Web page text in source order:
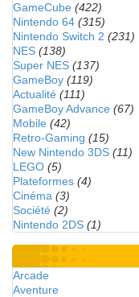
GameCube (422)
Nintendo 64 (315)
Nintendo Switch 2 (231)
NES (138)
Super NES (137)
GameBoy (119)
Actualité (111)
GameBoy Advance (67)
Mobile (42)
Retro-Gaming (15)
New Nintendo 3DS (11)
LEGO (5)
Plateformes (4)
Cinéma (3)
Société (2)
Nintendo 2DS (1)
Arcade
Aventure